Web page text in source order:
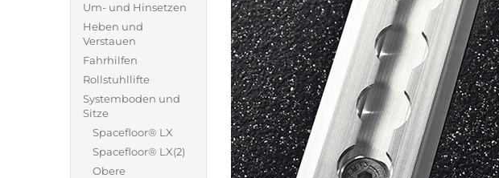
Um- und Hinsetzen
Heben und
Verstauen
Fahrhilfen
Rollstuhllifte
Systemboden und
Sitze
Spacefloor® LX
Spacefloor® LX(2)
Obere